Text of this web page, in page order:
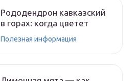
Рододендрон кавказский
в горах: когда цветет
Полезная информация